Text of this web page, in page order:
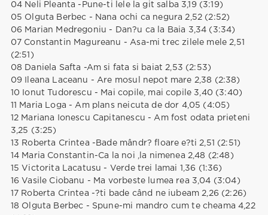
04 Neli Pleanta -Pune-ti lele la git salba 3,19 (3:19)
05 Olguta Berbec - Nana ochi ca negura 2,52 (2:52)
06 Marian Medregoniu - Dan?u ca la Baia 3,34 (3:34)
07 Constantin Magureanu - Asa-mi trec zilele mele 2,51
(2:51)
08 Daniela Safta -Am si fata si baiat 2,53 (2:53)
09 Ileana Laceanu - Are mosul nepot mare 2,38 (2:38)
10 Ionut Tudorescu - Mai copile, mai copile 3,40 (3:40)
11 Maria Loga - Am plans neicuta de dor 4,05 (4:05)
12 Mariana Ionescu Capitanescu - Am fost odata prieteni
3,25 (3:25)
13 Roberta Crintea -Bade mândr? floare e?ti 2,51 (2:51)
14 Maria Constantin-Ca la noi ,la nimenea 2,48 (2:48)
15 Victorita Lacatusu - Verde trei lamai 1,36 (1:36)
16 Vasile Ciobanu - Ma vorbeste lumea rea 3,04 (3:04)
17 Roberta Crintea -?ti bade când ne iubeam 2,26 (2:26)
18 Olguta Berbec - Spune-mi mandro cum te cheama 4,22